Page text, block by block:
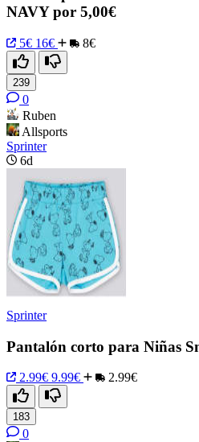
NAVY por 5,00€
5€ 16€ 8€
239
0
Ruben
Allsports
Sprinter
6d
Sprinter
Pantalón corto para Niñas
2.99€ 9.99€ 2.99€
183
0